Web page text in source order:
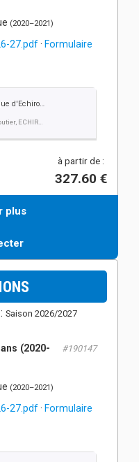
(2020–2021)
27.pdf · Formulaire
d'Echirolles
9 rue fernand Pelloutier, ECHIROLLES
à partir de :
327.60 €
plus
Saison 2026/2027
(2020-
#190147
(2020–2021)
27.pdf · Formulaire